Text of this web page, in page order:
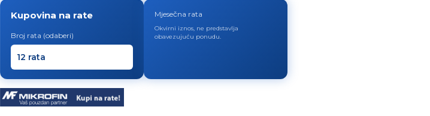
Kupovina na rate
Broj rata (odaberi)
Mjesečna rata
Okvirni iznos, ne predstavlja
obavezujuću ponudu.